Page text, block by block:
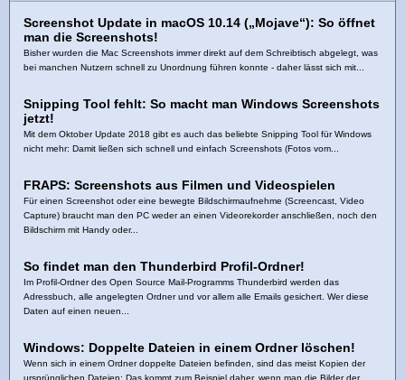
Screenshot Update in macOS 10.14 („Mojave“): So öffnet
man die Screenshots!
Bisher wurden die Mac Screenshots immer direkt auf dem Schreibtisch abgelegt, was
bei manchen Nutzern schnell zu Unordnung führen konnte - daher lässt sich mit...
Snipping Tool fehlt: So macht man Windows Screenshots
jetzt!
Mit dem Oktober Update 2018 gibt es auch das beliebte Snipping Tool für Windows
nicht mehr: Damit ließen sich schnell und einfach Screenshots (Fotos vom...
FRAPS: Screenshots aus Filmen und Videospielen
Für einen Screenshot oder eine bewegte Bildschirmaufnehme (Screencast, Video
Capture) braucht man den PC weder an einen Videorekorder anschließen, noch den
Bildschirm mit Handy oder...
So findet man den Thunderbird Profil-Ordner!
Im Profil-Ordner des Open Source Mail-Programms Thunderbird werden das
Adressbuch, alle angelegten Ordner und vor allem alle Emails gesichert. Wer diese
Daten auf einen neuen...
Windows: Doppelte Dateien in einem Ordner löschen!
Wenn sich in einem Ordner doppelte Dateien befinden, sind das meist Kopien der
ursprünglichen Dateien: Das kommt zum Beispiel daher, wenn man die Bilder der...